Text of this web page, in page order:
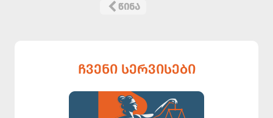
ᲬᲘᲜᲐ
ᲩᲕᲔᲜᲘ ᲡᲔᲠᲕᲘᲡᲔᲑᲘ